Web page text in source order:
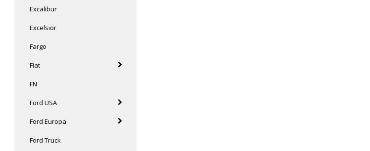
Excalibur
Excelsior
Fargo
Fiat
FN
Ford USA
Ford Europa
Ford Truck